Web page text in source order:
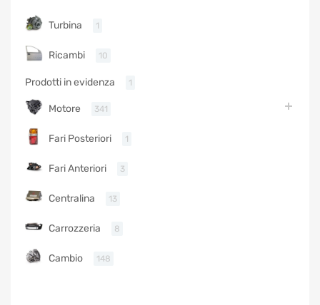
Turbina 1
Ricambi 10
Prodotti in evidenza 1
Motore 341
Fari Posteriori 1
Fari Anteriori 3
Centralina 13
Carrozzeria 8
Cambio 148